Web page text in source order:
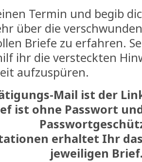
Termin und begib
über die
Briefe zu erfahren.
ihr die versteckten
aufzuspüren.
Mail ist der
ist ohne Passwort
erhaltet Ihr
jeweiligen